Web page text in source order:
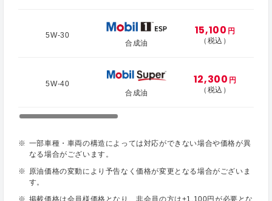
5W-30
合成油
15,100 円
（税込）
5W-40
合成油
12,300 円
（税込）
一部車種・車両の構造によっては対応ができない場合や価格が異
なる場合がございます。
原油価格の変動により予告なく価格が変更となる場合がございま
す。
掲載価格は会員様価格となり、非会員の方は+1,100円が必要とな